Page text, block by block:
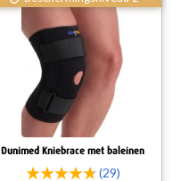
Dunimed Kniebrace met baleinen
(29)